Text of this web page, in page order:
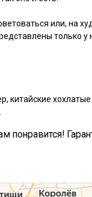
или, на
только у
китайские
понравится!